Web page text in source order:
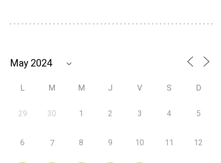
L M M J V S D
29 30 1 2 3 4 5
6 7 8 9 10 11 12